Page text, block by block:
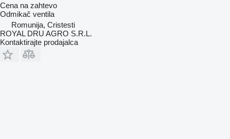
Cena na zahtevo
Odmikač ventila
Romunija, Cristesti
ROYAL DRU AGRO S.R.L.
Kontaktirajte prodajalca